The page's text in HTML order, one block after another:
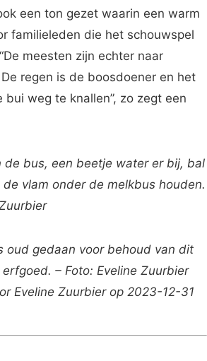
een ton gezet waarin een warm
familieleden die het schouwspel
meesten zijn echter naar
regen is de boosdoener en het
bui weg te knallen”, zo zegt een
de bus, een beetje water er bij, bal
vlam onder de melkbus houden.
oud gedaan voor behoud van dit
– Foto: Eveline Zuurbier
Eveline Zuurbier op 2023-12-31